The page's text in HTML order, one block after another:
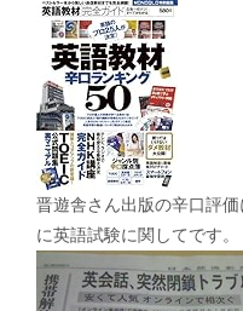
晋遊舎さん出版の辛口評
に英語試験に関してです。